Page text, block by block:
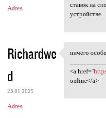
Adres
ставок на
устройстве.
Richardwe
d
23.01.2025
Adres
ничего
ничего
<a href="
online</a>